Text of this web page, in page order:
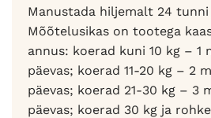
Manustada hiljemalt 24
Mõõtelusikas on tootega
annus: koerad kuni 10 kg – 1
päevas; koerad 11-20 kg – 2
päevas; koerad 21-30 kg – 3
päevas; koerad 30 kg ja